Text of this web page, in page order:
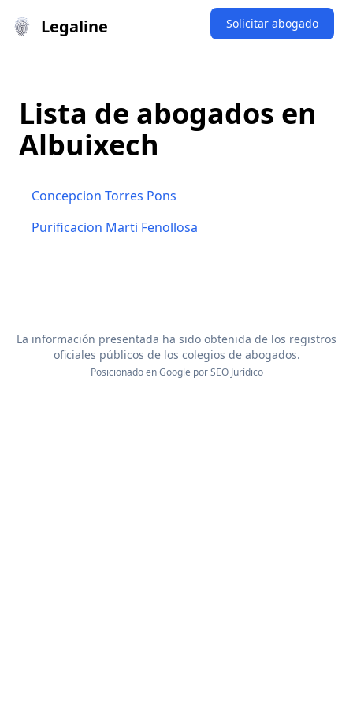
Legaline Solicitar abogado
Lista de abogados en
Albuixech
Concepcion Torres Pons
Purificacion Marti Fenollosa
La información presentada ha sido obtenida de los registros
oficiales públicos de los colegios de abogados.
Posicionado en Google porSEO Jurídico